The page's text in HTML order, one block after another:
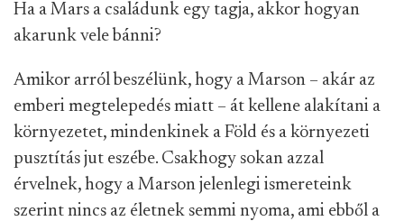
Ha a Mars a családunk egy tagja, akkor hogyan
akarunk vele bánni?
Amikor arról beszélünk, hogy a Marson – akár az
emberi megtelepedés miatt – át kellene alakítani a
környezetet, mindenkinek a Föld és a környezeti
pusztítás jut eszébe. Csakhogy sokan azzal
érvelnek, hogy a Marson jelenlegi ismereteink
szerint nincs az életnek semmi nyoma, ami ebből a